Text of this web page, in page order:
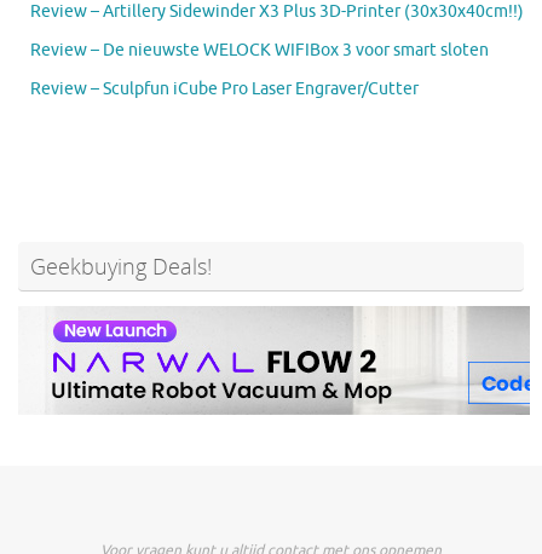
Review – Artillery Sidewinder X3 Plus 3D-Printer (30x30x40cm!!)
Review – De nieuwste WELOCK WIFIBox 3 voor smart sloten
Review – Sculpfun iCube Pro Laser Engraver/Cutter
Geekbuying Deals!